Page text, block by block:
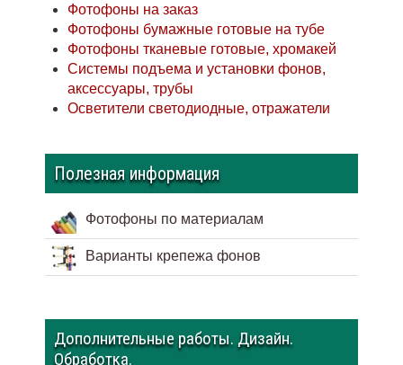
Фотофоны на заказ
Фотофоны бумажные готовые на тубе
Фотофоны тканевые готовые, хромакей
Системы подъема и установки фонов,
аксессуары, трубы
Осветители светодиодные, отражатели
Полезная информация
Фотофоны по материалам
Варианты крепежа фонов
Дополнительные работы. Дизайн.
Обработка.